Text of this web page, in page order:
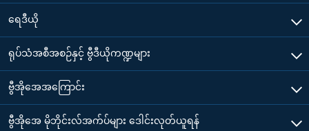
ရေဒီယို
ရုပ်သံအစီအစဉ်နှင့် ဗွီဒီယိုကဏ္ဍများ
ဗွီအိုအေအကြောင်း
ဗွီအိုအေ မိုဘိုင်းလ်အက်ပ်များ ဒေါင်းလုတ်ယူရန်